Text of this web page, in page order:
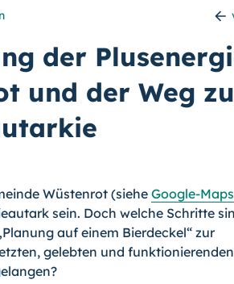
der
und der Weg
Wüstenrot (sieheGoogle-Maps
sein. Doch welche Schritte
auf einem Bierdeckel“ zur
gelebten und funktionierenden